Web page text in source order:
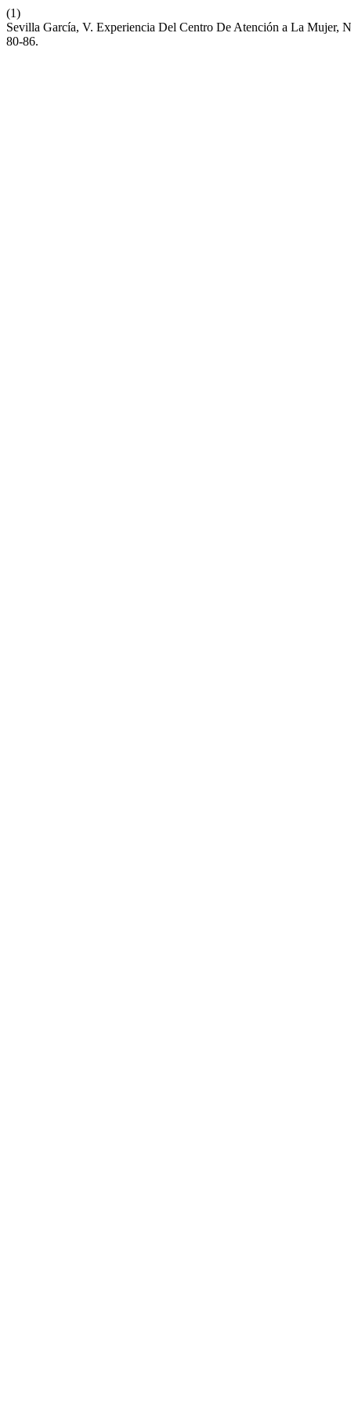
(1)
Sevilla García, V. Experiencia Del Centro De Atención a La Mujer,
80-86.